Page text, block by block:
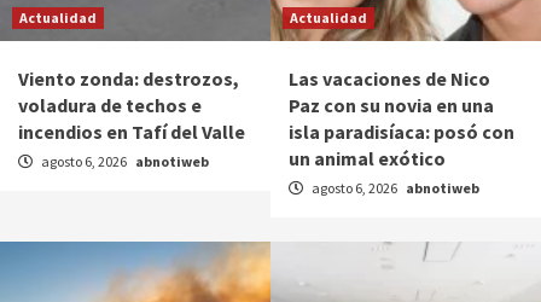
Actualidad
Viento zonda: destrozos,
voladura de techos e
incendios en Tafí del Valle
agosto 6, 2026 abnotiweb
Actualidad
Las vacaciones de Nico
Paz con su novia en una
isla paradisíaca: posó con
un animal exótico
agosto 6, 2026 abnotiweb